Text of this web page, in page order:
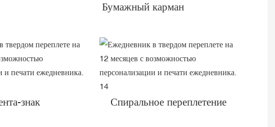
Бумажный карман
знак Спиральное переплетение